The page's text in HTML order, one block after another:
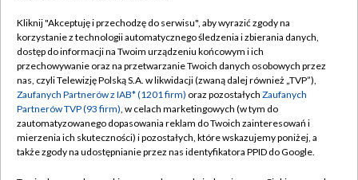
TVP
Abonament TVP
Emisja w TVP
Centrum informacji TVP
Naziemna Telewizja Cyfrowa
Regulamin TVP
Polityka prywatności
Moje zgody
Pomoc
Kliknij "Akceptuję i przechodzę do serwisu", aby wyrazić zgody na
korzystanie z technologii automatycznego śledzenia i zbierania danych,
dostęp do informacji na Twoim urządzeniu końcowym i ich
przechowywanie oraz na przetwarzanie Twoich danych osobowych przez
nas, czyli Telewizję Polską S.A. w likwidacji (zwaną dalej również „TVP”),
Zaufanych Partnerów z IAB* (1201 firm) oraz pozostałych Zaufanych
Partnerów TVP (93 firm), w celach marketingowych (w tym do
zautomatyzowanego dopasowania reklam do Twoich zainteresowań i
mierzenia ich skuteczności) i pozostałych, które wskazujemy poniżej, a
także zgody na udostępnianie przez nas identyfikatora PPID do Google.